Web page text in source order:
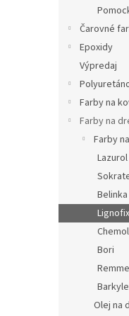
Čarovné
Epoxidy
Výpredaj
Farby na
Farby na
Farby
Belinka
Bori
Olej na